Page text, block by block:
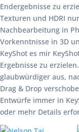
Endergebnisse zu
Texturen und HDRI
Nachbearbeitung in
Vorkenntnisse in 3D
KeyShot es mir
Ergebnisse zu
glaubwürdiger aus,
Drag & Drop
Entwürfe immer in
oder mehr Details